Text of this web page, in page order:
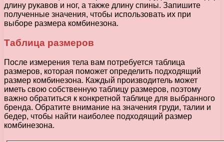
длину рукавов и ног, а также длину спины. Запишите
полученные значения, чтобы использовать их при
выборе размера комбинезона.
Таблица размеров
После измерения тела вам потребуется таблица
размеров, которая поможет определить подходящий
размер комбинезона. Каждый производитель может
иметь свою собственную таблицу размеров, поэтому
важно обратиться к конкретной таблице для выбранного
бренда. Обратите внимание на значения груди, талии и
бедер, чтобы найти наиболее подходящий размер
комбинезона.